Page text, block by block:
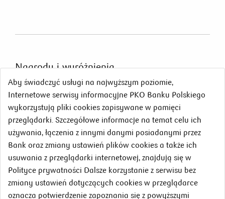
Aby świadczyć usługi na najwyższym poziomie,
Internetowe serwisy informacyjne PKO Banku Polskiego
wykorzystują pliki cookies zapisywane w pamięci
przeglądarki. Szczegółowe informacje na temat celu ich
używania, łączenia z innymi danymi posiadanymi przez
Bank oraz zmiany ustawień plików cookies a także ich
usuwania z przeglądarki internetowej, znajdują się w
Polityce prywatności Dalsze korzystanie z serwisu bez
zmiany ustawień dotyczących cookies w przeglądarce
oznacza potwierdzenie zapoznania się z powyższymi
Nagrodyi wyróżnienia